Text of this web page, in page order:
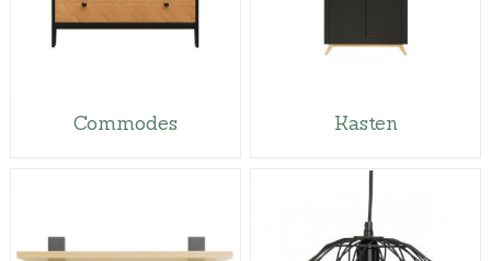
Commodes Kasten